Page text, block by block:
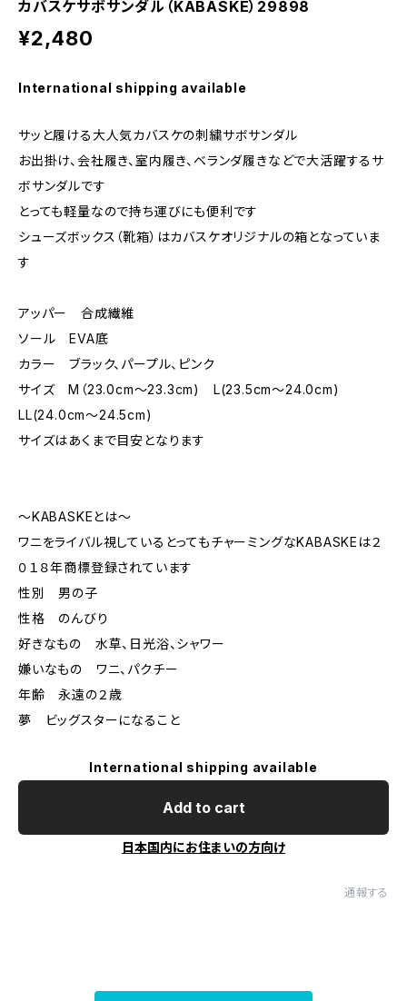
カバスケサボサンダル（KABASKE）29898
¥2,480
International shipping available
サッと履ける大人気カバスケの刺繍サボサンダル
お出掛け、会社履き、室内履き、ベランダ履きなどで大活躍するサ
ボサンダルです
とっても軽量なので持ち運びにも便利です
シューズボックス（靴箱）はカバスケオリジナルの箱となっていま
す
アッパー 合成繊維
ソール EVA底
カラー ブラック、パープル、ピンク
サイズ M（23.0cm～23.3cm) L(23.5cm～24.0cm)
LL(24.0cm～24.5cm)
サイズはあくまで目安となります
～KABASKEとは～
ワニをライバル視しているとってもチャーミングなKABASKEは２
０１８年商標登録されています
性別 男の子
性格 のんびり
好きなもの 水草、日光浴、シャワー
嫌いなもの ワニ、パクチー
年齢 永遠の２歳
夢 ビッグスターになること
International shipping available
Add to cart
日本国内にお住まいの方向け
通報する